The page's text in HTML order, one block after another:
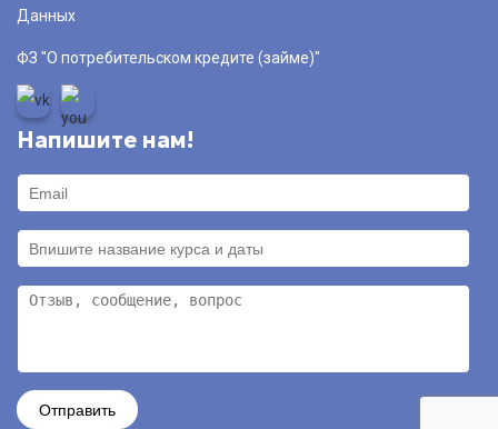
Данных
ФЗ "О потребительском кредите (займе)"
Напишите нам!